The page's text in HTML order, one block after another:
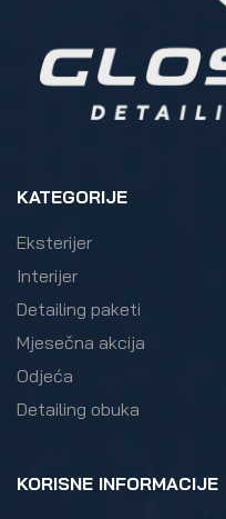
KATEGORIJE
Eksterijer
Interijer
Detailing paketi
Mjesečna akcija
Odjeća
Detailing obuka
KORISNE INFORMACIJE